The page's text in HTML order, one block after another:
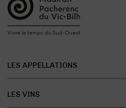
LES APPELLATIONS
LES VINS